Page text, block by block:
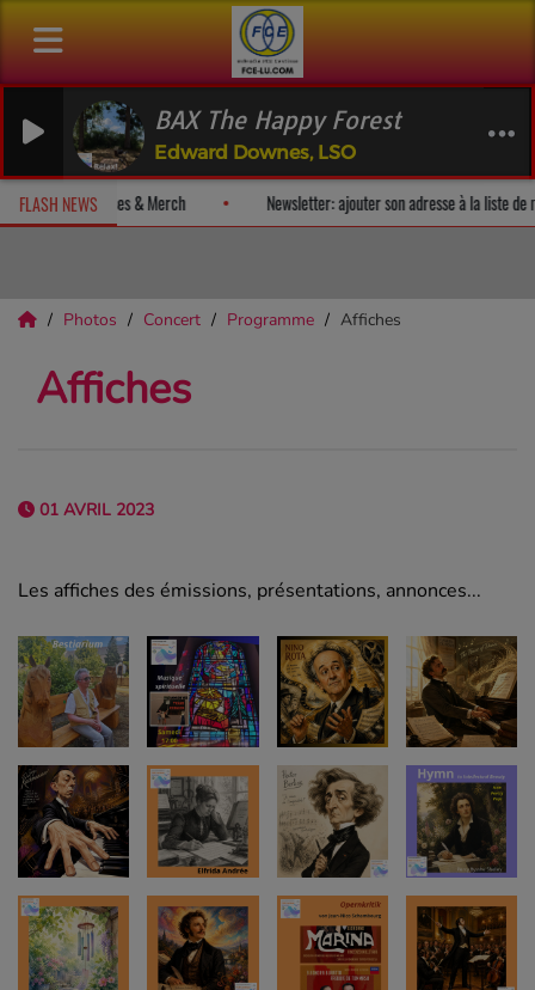
BAX The Happy Forest
Edward Downes, LSO
FLASH NEWS
album-surprise! Fan Releases & Merch Newsletter: ajouter
Photos Concert Programme Affiches
Affiches
01 AVRIL 2023
Les affiches des émissions, présentations, annonces...